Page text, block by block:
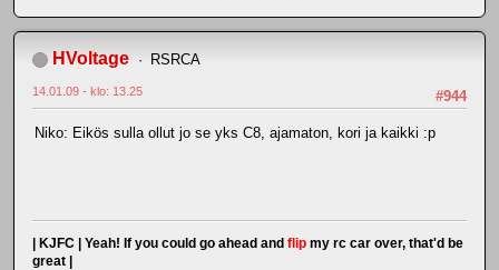
HVoltage RSRCA
#944
14.01.09 - klo: 13.25
Niko: Eikös sulla ollut jo se yks C8, ajamaton, kori ja kaikki :p
| KJFC | Yeah! If you could go ahead and flip my rc car over, that'd be
great |